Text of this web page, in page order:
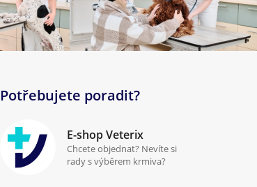
Potřebujete poradit?
E-shop Veterix
Chcete objednat? Nevíte si
rady s výběrem krmiva?